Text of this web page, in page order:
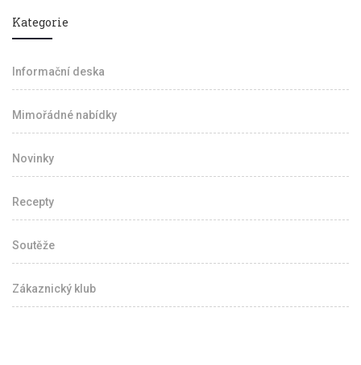
Kategorie
Informační deska
Mimořádné nabídky
Novinky
Recepty
Soutěže
Zákaznický klub